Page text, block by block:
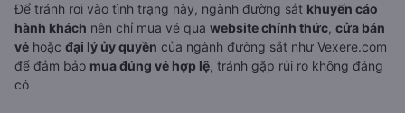
Để tránh rơi vào tình trạng này, ngành đường sắt khuyến cáo
hành khách nên chỉ mua vé qua website chính thức, cửa bán
vé hoặc đại lý ủy quyền của ngành đường sắt như Vexere.com
để đảm bảo mua đúng vé hợp lệ, tránh gặp rủi ro không đáng
có